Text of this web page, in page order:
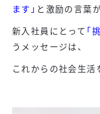
ます」 と激励の言葉
新入社員にとって 「
うメッセージは、
これからの社会生活